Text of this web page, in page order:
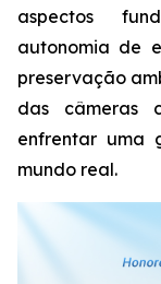
aspectos
autonomia de
preservação
das câmeras
enfrentar uma
mundo real.